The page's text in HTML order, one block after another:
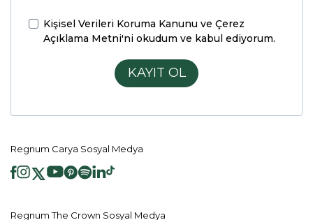
Kişisel Verileri Koruma Kanunu ve Çerez
Açıklama Metni'ni okudum ve kabul ediyorum.
KAYIT OL
Regnum Carya Sosyal Medya
Regnum The Crown Sosyal Medya